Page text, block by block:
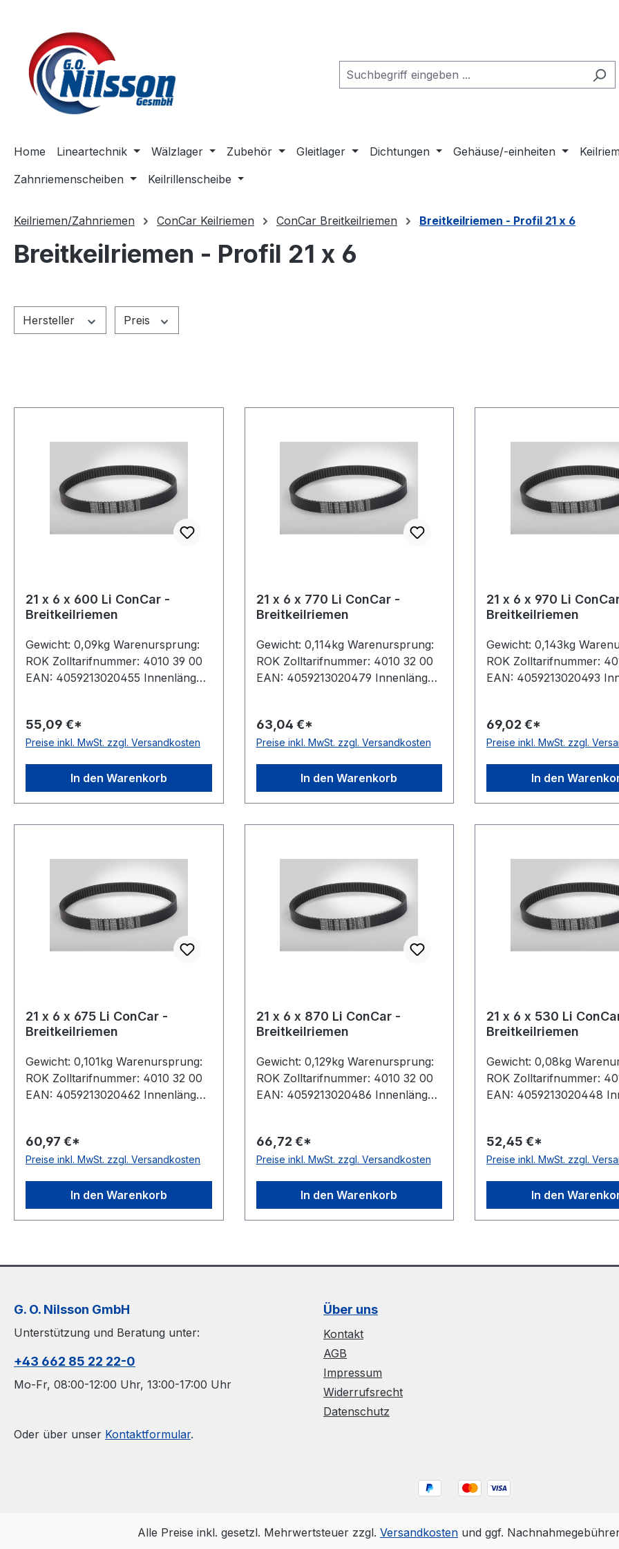
Home Lineartechnik Wälzlager Zubehör Gleitlager Dichtungen Gehäuse/-einheiten
Zahnriemenscheiben
Keilrillenscheibe
Keilriemen/Zahnriemen ConCar Keilriemen ConCar Breitkeilriemen Breitkeilriemen - Profil 21 x 6
Breitkeilriemen - Profil 21 x 6
Hersteller Preis
21 x 6 x 600 Li ConCar -
Breitkeilriemen
Gewicht: 0,09kg Warenursprung:
ROK Zolltarifnummer: 4010 39 00
EAN: 4059213020455 Innenlänge:
ConCar Ausführung: flankenoffen,
formgezahnt antistatisch: ja Norm:
Höhe: 6mm Winkel: 27° Material:
Neoprene Zugstrang: Polyester
55,09 €*
Preise inkl. MwSt. zzgl. Versandkosten
In den Warenkorb
21 x 6 x 770 Li ConCar -
Breitkeilriemen
Gewicht: 0,114kg Warenursprung:
ROK Zolltarifnummer: 4010 32 00
EAN: 4059213020479 Innenlänge:
ConCar Ausführung: flankenoffen,
formgezahnt antistatisch: ja Norm:
Höhe: 6mm Winkel: 27° Material:
Neoprene Zugstrang: Polyester
63,04 €*
Preise inkl. MwSt. zzgl. Versandkosten
In den Warenkorb
21 x 6 x 970 Li
Breitkeilriemen
Gewicht: 0,143kg
ROK Zolltarifnummer:
EAN: 4059213020493
ConCar Ausführung:
formgezahnt antistatisch:
Höhe: 6mm Winkel: 27°
Neoprene Zugstrang:
69,02 €*
Preise inkl. MwSt. zzgl.
In den
21 x 6 x 675 Li ConCar -
Breitkeilriemen
Gewicht: 0,101kg Warenursprung:
ROK Zolltarifnummer: 4010 32 00
EAN: 4059213020462 Innenlänge:
ConCar Ausführung: flankenoffen,
formgezahnt antistatisch: ja Norm:
Höhe: 6mm Winkel: 27° Material:
Neoprene Zugstrang: Polyester
60,97 €*
Preise inkl. MwSt. zzgl. Versandkosten
In den Warenkorb
21 x 6 x 870 Li ConCar -
Breitkeilriemen
Gewicht: 0,129kg Warenursprung:
ROK Zolltarifnummer: 4010 32 00
EAN: 4059213020486 Innenlänge:
ConCar Ausführung: flankenoffen,
formgezahnt antistatisch: ja Norm:
Höhe: 6mm Winkel: 27° Material:
Neoprene Zugstrang: Polyester
66,72 €*
Preise inkl. MwSt. zzgl. Versandkosten
In den Warenkorb
21 x 6 x 530 Li
Breitkeilriemen
Gewicht: 0,08kg
ROK Zolltarifnummer:
EAN: 4059213020448
ConCar Ausführung:
formgezahnt antistatisch:
Höhe: 6mm Winkel: 27°
Neoprene Zugstrang:
52,45 €*
Preise inkl. MwSt. zzgl.
In den
G. O. Nilsson GmbH
Unterstützung und Beratung unter:
+43 662 85 22 22-0
Mo-Fr, 08:00-12:00 Uhr, 13:00-17:00 Uhr
Oder über unser Kontaktformular.
Über uns
Kontakt
AGB
Impressum
Widerrufsrecht
Datenschutz
Alle Preise inkl. gesetzl. Mehrwertsteuer zzgl. Versandkosten und ggf.